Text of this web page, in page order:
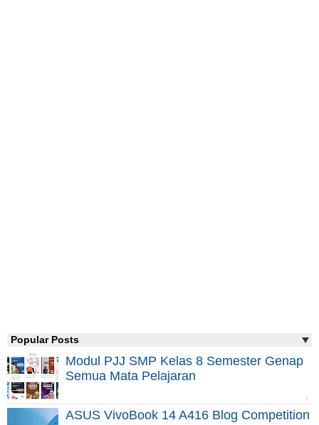
Popular Posts
Modul PJJ SMP Kelas 8 Semester Genap
Semua Mata Pelajaran
ASUS VivoBook 14 A416 Blog Competition